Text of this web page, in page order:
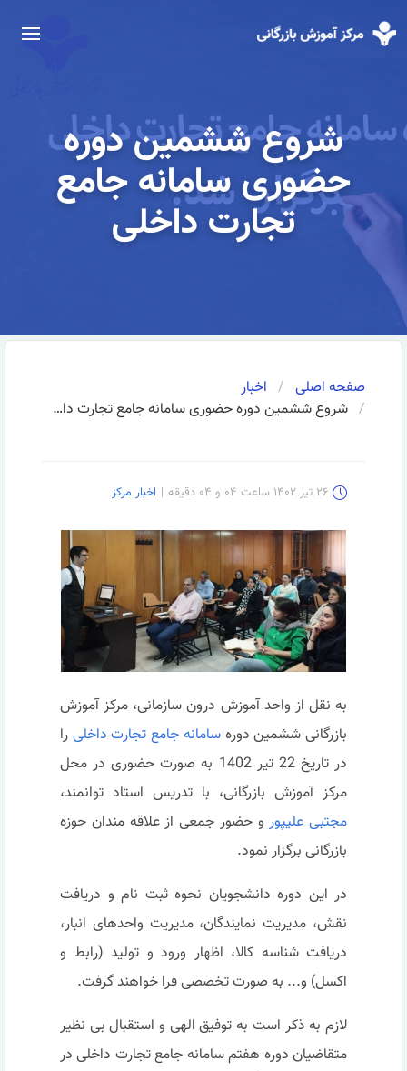
شروع ششمین دوره
حضوری سامانه جامع
تجارت داخلی
صفحه اصلی
اخبار
شروع ششمین دوره حضوری سامانه جامع تجارت داخلی
۲۶ تیر ۱۴۰۲ ساعت ۰۴ و ۰۴ دقیقه | اخبار مرکز
به نقل از واحد آموزش درون سازمانی، مرکز آموزش
بازرگانی ششمین دورهسامانه جامع تجارت داخلی را
در تاریخ 22 تیر 1402 به صورت حضوری در محل
مرکز آموزش بازرگانی، با تدریس استاد توانمند،
مجتبی علیپورو حضور جمعی از علاقه مندان حوزه
بازرگانی برگزار نمود.
در این دوره دانشجویان نحوه ثبت نام و دریافت
نقش، مدیریت نمایندگان، مدیریت واحدهای انبار،
دریافت شناسه کالا، اظهار ورود و تولید (رابط و
اکسل) و... به صورت تخصصی فرا خواهند گرفت.
لازم به ذکر است به توفیق الهی و استقبال بی نظیر
متقاضیان دوره هفتم سامانه جامع تجارت داخلی در